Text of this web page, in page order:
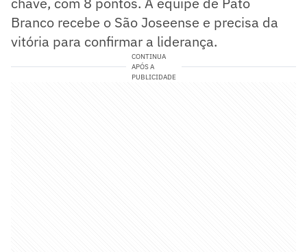
Branco recebe o São Joseense e precisa da
vitória para confirmar a liderança.
CONTINUA
APÓS A
PUBLICIDADE